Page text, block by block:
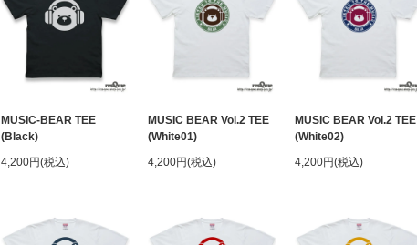
MUSIC-BEAR TEE
(Black)
4,200円(税込)
MUSIC BEAR Vol.2 TEE
(White01)
4,200円(税込)
MUSIC BEAR Vol.2 TEE
(White02)
4,200円(税込)